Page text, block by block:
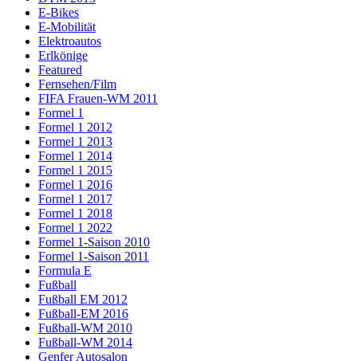
E-Bikes
E-Mobilität
Elektroautos
Erlkönige
Featured
Fernsehen/Film
FIFA Frauen-WM 2011
Formel 1
Formel 1 2012
Formel 1 2013
Formel 1 2014
Formel 1 2015
Formel 1 2016
Formel 1 2017
Formel 1 2018
Formel 1 2022
Formel 1-Saison 2010
Formel 1-Saison 2011
Formula E
Fußball
Fußball EM 2012
Fußball-EM 2016
Fußball-WM 2010
Fußball-WM 2014
Genfer Autosalon